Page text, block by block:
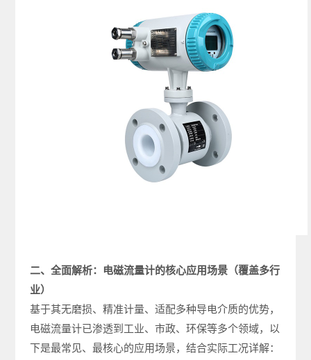
二、全面解析：电磁流量计的核心应用场景（覆盖多行
业）
基于其无磨损、精准计量、适配多种导电介质的优势，
电磁流量计已渗透到工业、市政、环保等多个领域，以
下是最常见、最核心的应用场景，结合实际工况详解：